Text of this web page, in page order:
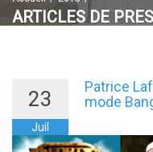
ARTICLES DE
23
Juil
Patrice
mode